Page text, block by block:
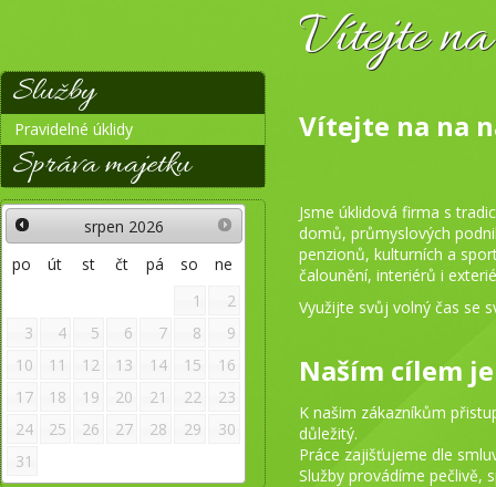
Služby
Pravidelné úklidy
Správa majetku
srpen 2026
po
út st čt pá so
ne
1
2
3
4 5 6 7 8
9
10
11 12 13 14 15
16
17
18 19 20 21 22
23
24
25 26 27 28 29
30
31
Vítejte
Vítejte na na
Jsme úklidová firma s
domů, průmyslových
penzionů, kulturních a
čalounění, interiérů i
Využijte svůj volný čas se
Naším cílem
K našim zákazníkům
důležitý.
Práce zajišťujeme dle
Služby provádíme pečlivě,